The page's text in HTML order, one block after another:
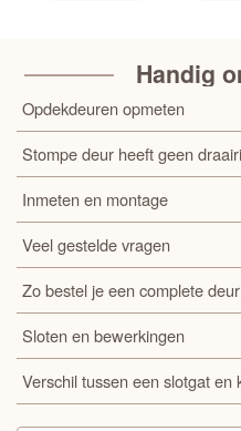
Handig
Opdekdeuren opmeten
Stompe deur heeft geen
Inmeten en montage
Veel gestelde vragen
Zo bestel je een complete deur
Sloten en bewerkingen
Verschil tussen een slotgat en